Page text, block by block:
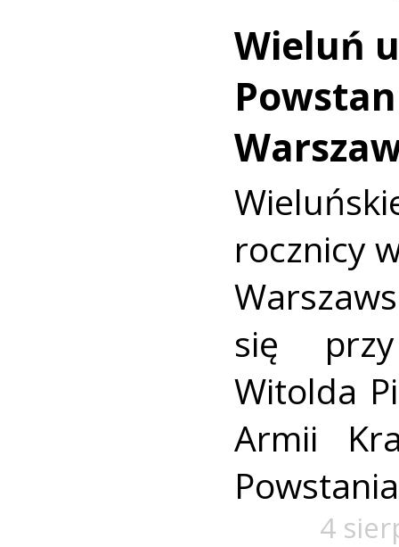
Wieluń
rocznicy
się
Witolda
Armii
4